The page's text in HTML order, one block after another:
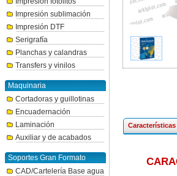
Impresión sublimación
Impresión DTF
Serigrafía
Planchas y calandras
Transfers y vinilos
Maquinaria
Cortadoras y guillotinas
Encuadernación
Laminación
Auxiliar y de acabados
Soportes Gran Formato
CAD/Cartelería Base agua
Características